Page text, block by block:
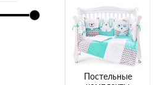
Постельные